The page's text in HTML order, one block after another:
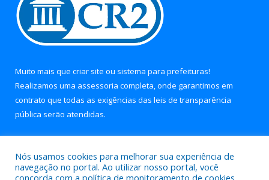
Muito mais que criar site ou sistema para prefeituras!
Realizamos uma assessoria completa, onde garantimos em
contrato que todas as exigências das leis de transparência
pública serão atendidas.
Nós usamos cookies para melhorar sua experiência de
navegação no portal. Ao utilizar nosso portal, você
concorda com a política de monitoramento de cookies.